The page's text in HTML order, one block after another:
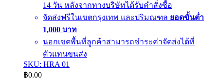
14 วัน หลังจากทางบริษัทได้รับคำสั่งซื้อ
จัดส่งฟรีในเขตกรุงเทพ และปริมณฑล ยอดขั้นต่ำ
1,000 บาท
นอกเขตพื้นที่ลูกค้าสามารถชำระค่าจัดส่งได้ที่
ตัวแทนขนส่ง
SKU: HRA 01
฿0.00